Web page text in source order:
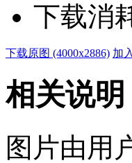
下载消
下载原图 (4000x2886) 加
相关说明
图片由用